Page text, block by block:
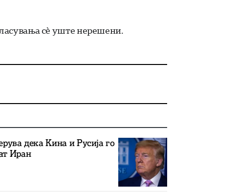
сè уште нерешени.
дека Кина и Русија го
Иран